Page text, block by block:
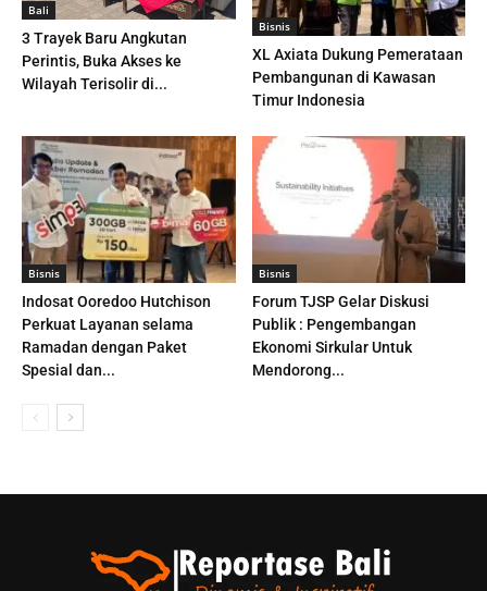
Bali
3 Trayek Baru Angkutan
Perintis, Buka Akses ke
Wilayah Terisolir di...
Bisnis
XL Axiata Dukung Pemerataan
Pembangunan di Kawasan
Timur Indonesia
Bisnis
Indosat Ooredoo Hutchison
Perkuat Layanan selama
Ramadan dengan Paket
Spesial dan...
Bisnis
Forum TJSP Gelar Diskusi
Publik : Pengembangan
Ekonomi Sirkular Untuk
Mendorong...